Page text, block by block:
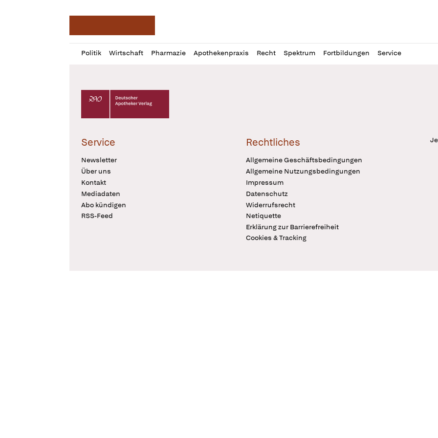
Politik Wirtschaft Pharmazie Apothekenpraxis Recht Spektrum Fortbildungen Service
Profil
öffnen
Daz
Pur
Deutscher Apotheker Verlag Logo
Service
Newsletter
Über uns
Kontakt
Mediadaten
Abo kündigen
RSS-Feed
Rechtliches
Allgemeine Geschäftsbedingungen
Allgemeine Nutzungsbedingungen
Impressum
Datenschutz
Widerrufsrecht
Netiquette
Erklärung zur Barrierefreiheit
Cookies & Tracking